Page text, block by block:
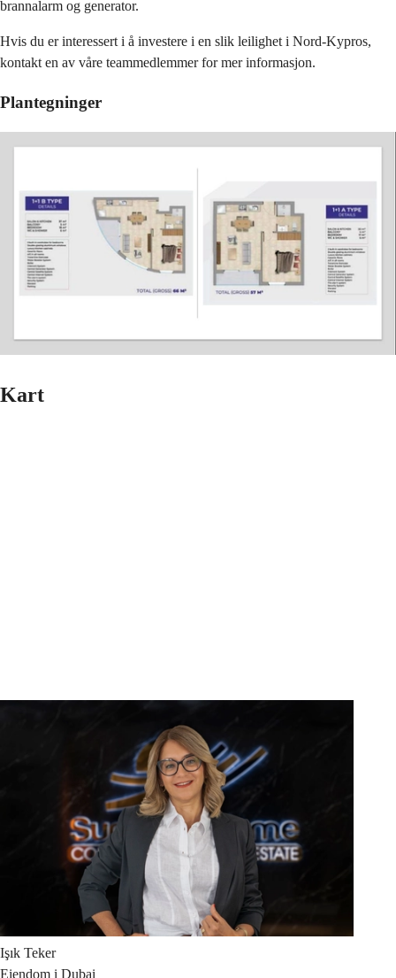
brannalarm og generator.
Hvis du er interessert i å investere i en slik leilighet i Nord-Kypros,
kontakt en av våre teammedlemmer for mer informasjon.
Plantegninger
Kart
Işık Teker
Eiendom i Dubai